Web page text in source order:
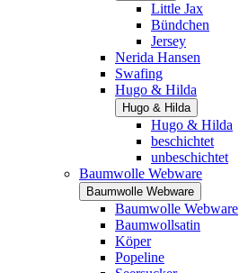
Little Jax
Bündchen
Jersey
Nerida Hansen
Swafing
Hugo & Hilda
Hugo & Hilda
Hugo & Hilda
beschichtet
unbeschichtet
Baumwolle Webware
Baumwolle Webware
Baumwolle Webware
Baumwollsatin
Köper
Popeline